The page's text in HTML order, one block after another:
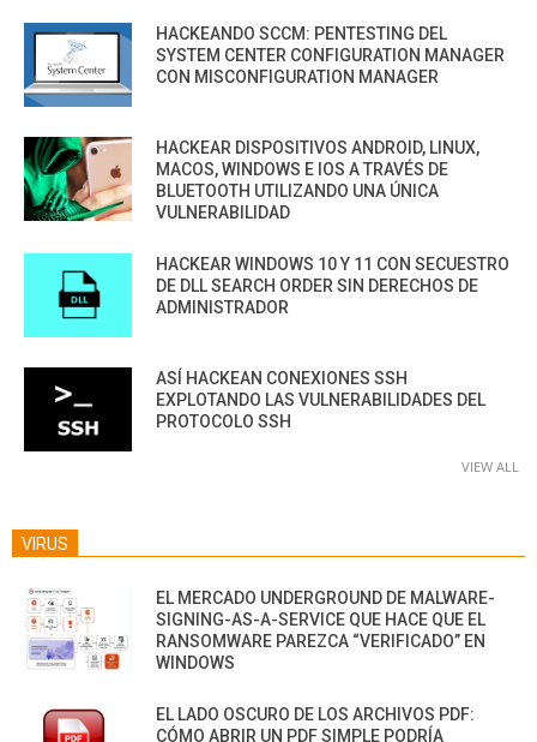
HACKEANDO SCCM: PENTESTING DEL
SYSTEM CENTER CONFIGURATION MANAGER
CON MISCONFIGURATION MANAGER
HACKEAR DISPOSITIVOS ANDROID, LINUX,
MACOS, WINDOWS E IOS A TRAVÉS DE
BLUETOOTH UTILIZANDO UNA ÚNICA
VULNERABILIDAD
HACKEAR WINDOWS 10 Y 11 CON SECUESTRO
DE DLL SEARCH ORDER SIN DERECHOS DE
ADMINISTRADOR
ASÍ HACKEAN CONEXIONES SSH
EXPLOTANDO LAS VULNERABILIDADES DEL
PROTOCOLO SSH
VIEW ALL
VIRUS
EL MERCADO UNDERGROUND DE MALWARE-
SIGNING-AS-A-SERVICE QUE HACE QUE EL
RANSOMWARE PAREZCA “VERIFICADO” EN
WINDOWS
EL LADO OSCURO DE LOS ARCHIVOS PDF:
CÓMO ABRIR UN PDF SIMPLE PODRÍA